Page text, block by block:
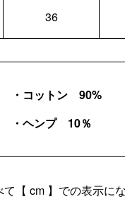
36
・コットン 90%
・ヘンプ 10％
【 cm 】での表示にな